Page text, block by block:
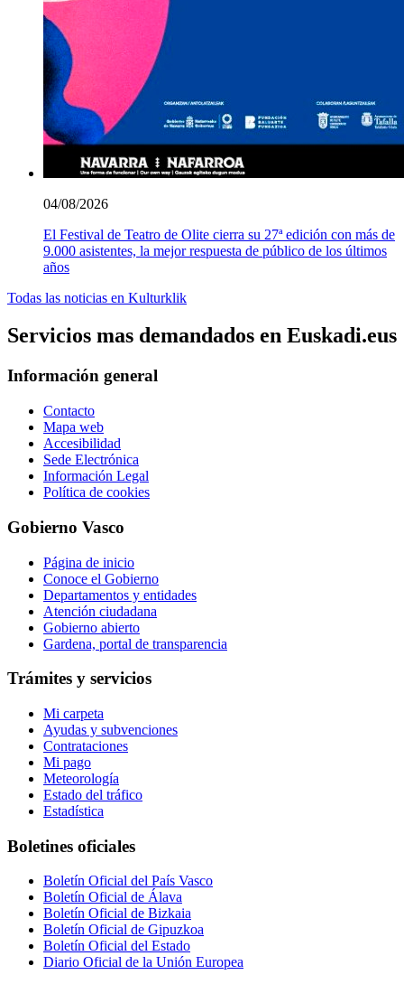
04/08/2026
El Festival de Teatro de Olite cierra su 27ª edición con más de
9.000 asistentes, la mejor respuesta de público de los últimos
años
Todas las noticias en Kulturklik
Servicios mas demandados en Euskadi.eus
Información general
Contacto
Mapa web
Accesibilidad
Sede Electrónica
Información Legal
Política de cookies
Gobierno Vasco
Página de inicio
Conoce el Gobierno
Departamentos y entidades
Atención ciudadana
Gobierno abierto
Gardena, portal de transparencia
Trámites y servicios
Mi carpeta
Ayudas y subvenciones
Contrataciones
Mi pago
Meteorología
Estado del tráfico
Estadística
Boletines oficiales
Boletín Oficial del País Vasco
Boletín Oficial de Álava
Boletín Oficial de Bizkaia
Boletín Oficial de Gipuzkoa
Boletín Oficial del Estado
Diario Oficial de la Unión Europea